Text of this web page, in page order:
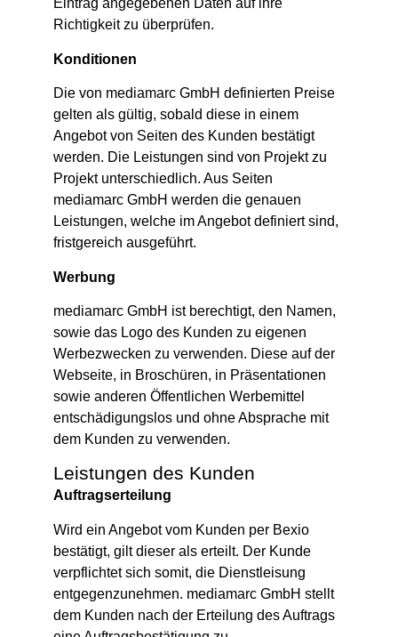
Eintrag angegebenen Daten auf ihre
Richtigkeit zu überprüfen.
Konditionen
Die von mediamarc GmbH definierten Preise
gelten als gültig, sobald diese in einem
Angebot von Seiten des Kunden bestätigt
werden. Die Leistungen sind von Projekt zu
Projekt unterschiedlich. Aus Seiten
mediamarc GmbH werden die genauen
Leistungen, welche im Angebot definiert sind,
fristgereich ausgeführt.
Werbung
mediamarc GmbH ist berechtigt, den Namen,
sowie das Logo des Kunden zu eigenen
Werbezwecken zu verwenden. Diese auf der
Webseite, in Broschüren, in Präsentationen
sowie anderen Öffentlichen Werbemittel
entschädigungslos und ohne Absprache mit
dem Kunden zu verwenden.
Leistungen des Kunden
Auftragserteilung
Wird ein Angebot vom Kunden per Bexio
bestätigt, gilt dieser als erteilt. Der Kunde
verpflichtet sich somit, die Dienstleisung
entgegenzunehmen. mediamarc GmbH stellt
dem Kunden nach der Erteilung des Auftrags